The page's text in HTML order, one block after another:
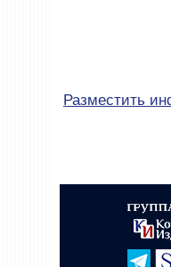
Разместить